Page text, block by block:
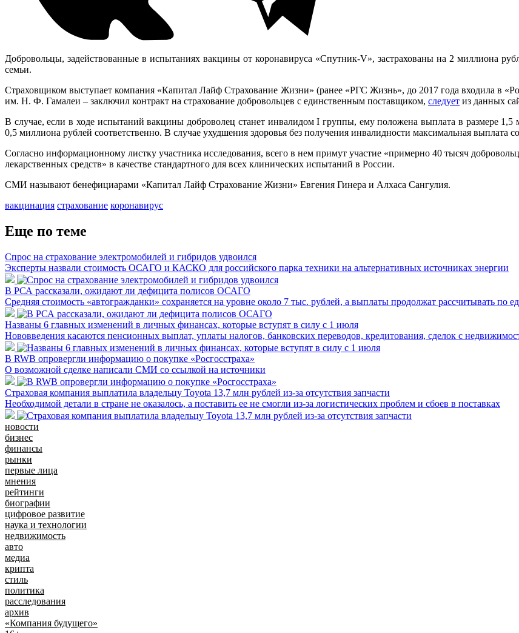
Добровольцы, задействованные в испытаниях вакцины от коронавируса «Спутник-V», застрахованы на 2 миллиона
семьи.
Страховщиком выступает компания «Капитал Лайф Страхование Жизни» (ранее «РГС Жизнь», до 2017 года входила в
им. Н. Ф. Гамалеи – заключил контракт на страхование добровольцев с единственным поставщиком, следует из данных
В случае, если в ходе испытаний вакцины доброволец станет инвалидом I группы, ему положена выплата в размере
0,5 миллиона рублей соответственно. В случае ухудшения здоровья без получения инвалидности максимальная выплата
Согласно информационному листку участника исследования, всего в нем примут участие «примерно 40 тысяч
лекарственных средств» в качестве стандартного для всех клинических испытаний в России.
СМИ называют бенефициарами «Капитал Лайф Страхование Жизни» Евгения Гинера и Алхаса Сангулия.
вакцинация страхование коронавирус
Еще по теме
Спрос на страхование электромобилей и гибридов удвоился
Эксперты назвали стоимость ОСАГО и КАСКО для российского парка техники на альтернативных источниках энергии
В РСА рассказали, ожидают ли дефицита полисов ОСАГО
Средняя стоимость «автогражданки» сохраняется на уровне около 7 тыс. рублей, а выплаты продолжат рассчитывать по
Названы 6 главных изменений в личных финансах, которые вступят в силу с 1 июля
Нововведения касаются пенсионных выплат, уплаты налогов, банковских переводов, кредитования, сделок с
В RWB опровергли информацию о покупке «Росгосстраха»
О возможной сделке написали СМИ со ссылкой на источники
Страховая компания выплатила владельцу Toyota 13,7 млн рублей из-за отсутствия запчасти
Необходимой детали в стране не оказалось, а поставить ее не смогли из-за логистических проблем и сбоев в поставках
новости
бизнес
финансы
рынки
первые лица
мнения
рейтинги
биографии
цифровое развитие
наука и технологии
недвижимость
авто
медиа
крипта
стиль
политика
расследования
архив
«Компания будущего»